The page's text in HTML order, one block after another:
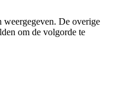
weergegeven. De overige
om de volgorde te